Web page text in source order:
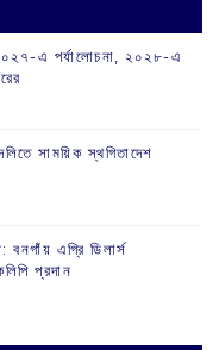
এ পর্যালোচনা, ২০২৮-এ
সাময়িক স্থগিতাদেশ
এগ্রি ডিলার্স
প্রদান